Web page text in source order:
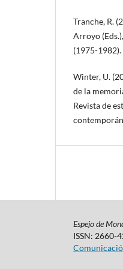
Tranche, R.
Arroyo
(1975-
Winter, U.
de la
Revista de
Espejo de
ISSN: 2660-